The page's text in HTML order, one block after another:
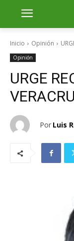
Inicio Opinión
Opinión
URGE
Por Luis